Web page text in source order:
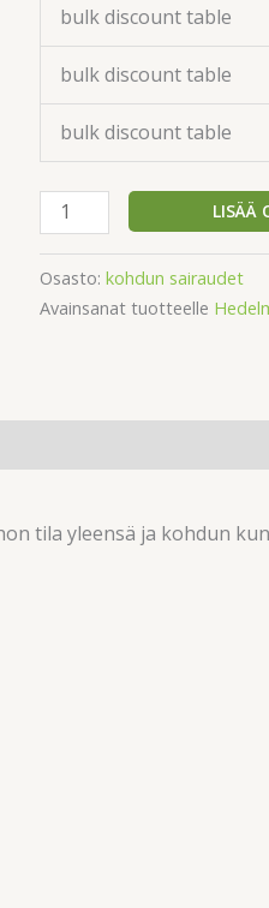
bulk discount table
bulk discount table
bulk discount table
LISÄÄ
Osasto: kohdun sairaudet
Avainsanat tuotteelle
tila yleensä ja kohdun